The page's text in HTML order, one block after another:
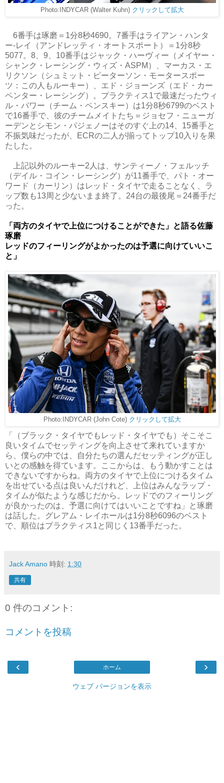
Photo:INDYCAR (Walter Kuhn) クリックして拡大
6番手は琢磨＝1分8秒4690。7番手はライアン・ハンタ
ー-レイ（アンドレッティ・オートスポート）＝1分8秒
5077。8、9、10番手はジャック・ハーヴィー（メイヤー・
シャンク・レーシング・ウィズ・ASPM）、マーカス・エ
リクソン（シュミット・ピーターソン・モータースポー
ツ：この人もルーキー）、エド・ジョーンズ（エド・カー
ペンター・レーシング）。プラクティス1で最速だったウィ
ル・パワー（チーム・ペンスキー）は1分8秒6799のベスト
で16番手で、彼のチームメイトたち＝ジョセフ・ニューガ
ーデンとシモン・パジェノーはそのすぐ上の14、15番手と
不振気味だったが、ECRの二人が揃ってトップ10入りを果
たした。
上記以外のルーキー2人は、サンティーノ・フェルッチ
（デイル・コイン・レーシング）が11番手で、パト・オー
ワード（カーリン）はレッド・タイヤで走ることなく、ラ
ップ数も13周と少ないまま終了。24台の最後尾＝24番手だ
った。
「両方のタイヤで上位につけることができた」と語る佐藤
琢磨
レッドのフィーリングがよかったのは予選に向けていいこ
と」
Photo:INDYCAR (John Cote) クリックして拡大
「（ブラック・タイヤでもレッド・タイヤでも）そこそこ
良いタイムでセッティングを向上させて来れていますか
ら、僕らの中では、自分たちの選んだセッティングが正し
いとの感触を得ています。ここからは、もう動かすことは
できないですからね。両方のタイヤで上位につけるタイム
を出せている点は良いんだけれど、上位はみんなラップ・
タイムが似たような感じだから。レッドでのフィーリング
が良かったのは、予選に向けてはいいことですね」と琢磨
は話した。グレアム・レイホールは1分8秒6096のベスト
で、順位はプラクティス1と同じく13番手だった。
Jack Amano 時刻: 1:30
共有
0 件のコメント:
コメントを投稿
‹ ›
ホーム
ウェブ バージョンを表示